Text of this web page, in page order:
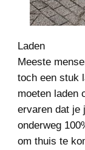
Laden
Meeste
toch een stuk
moeten laden
ervaren dat je
onderweg
om thuis te